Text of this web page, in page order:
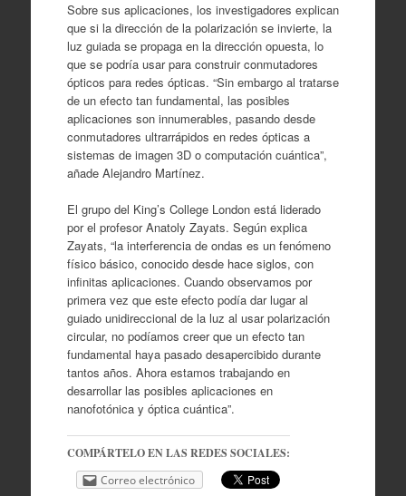
Sobre sus aplicaciones, los investigadores explican
que si la dirección de la polarización se invierte, la
luz guiada se propaga en la dirección opuesta, lo
que se podría usar para construir conmutadores
ópticos para redes ópticas. “Sin embargo al tratarse
de un efecto tan fundamental, las posibles
aplicaciones son innumerables, pasando desde
conmutadores ultrarrápidos en redes ópticas a
sistemas de imagen 3D o computación cuántica”,
añade Alejandro Martínez.
El grupo del King’s College London está liderado
por el profesor Anatoly Zayats. Según explica
Zayats, “la interferencia de ondas es un fenómeno
físico básico, conocido desde hace siglos, con
infinitas aplicaciones. Cuando observamos por
primera vez que este efecto podía dar lugar al
guiado unidireccional de la luz al usar polarización
circular, no podíamos creer que un efecto tan
fundamental haya pasado desapercibido durante
tantos años. Ahora estamos trabajando en
desarrollar las posibles aplicaciones en
nanofotónica y óptica cuántica”.
COMPÁRTELO EN LAS REDES SOCIALES:
Correo electrónico